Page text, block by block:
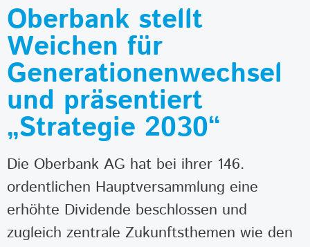
Oberbank stellt
Weichen für
Generationenwechsel
und präsentiert
„Strategie 2030“
Die Oberbank AG hat bei ihrer 146.
ordentlichen Hauptversammlung eine
erhöhte Dividende beschlossen und
zugleich zentrale Zukunftsthemen wie den